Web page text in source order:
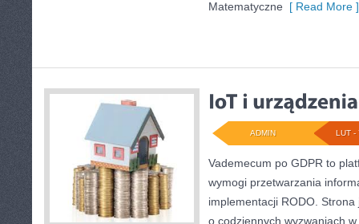
Matematyczne [ Read More ]
LUT -
ADMIN
Vademecum po GDPR to
wymogi przetwarzania
implementacji RODO.
o codziennych wyzwaniach